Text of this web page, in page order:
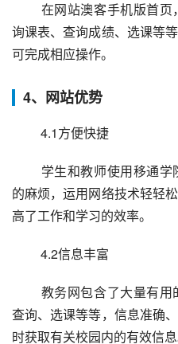
询课表、查询成绩、选课等
可完成相应操作。
4、网站优势
4.1方便快捷
的麻烦，运用网络技术轻轻
高了工作和学习的效率。
4.2信息丰富
查询、选课等等，信息准确
时获取有关校园内的有效信息